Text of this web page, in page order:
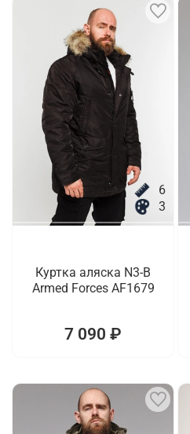
6
3
Куртка аляска N3-B
Armed Forces AF1679
7 090 ₽